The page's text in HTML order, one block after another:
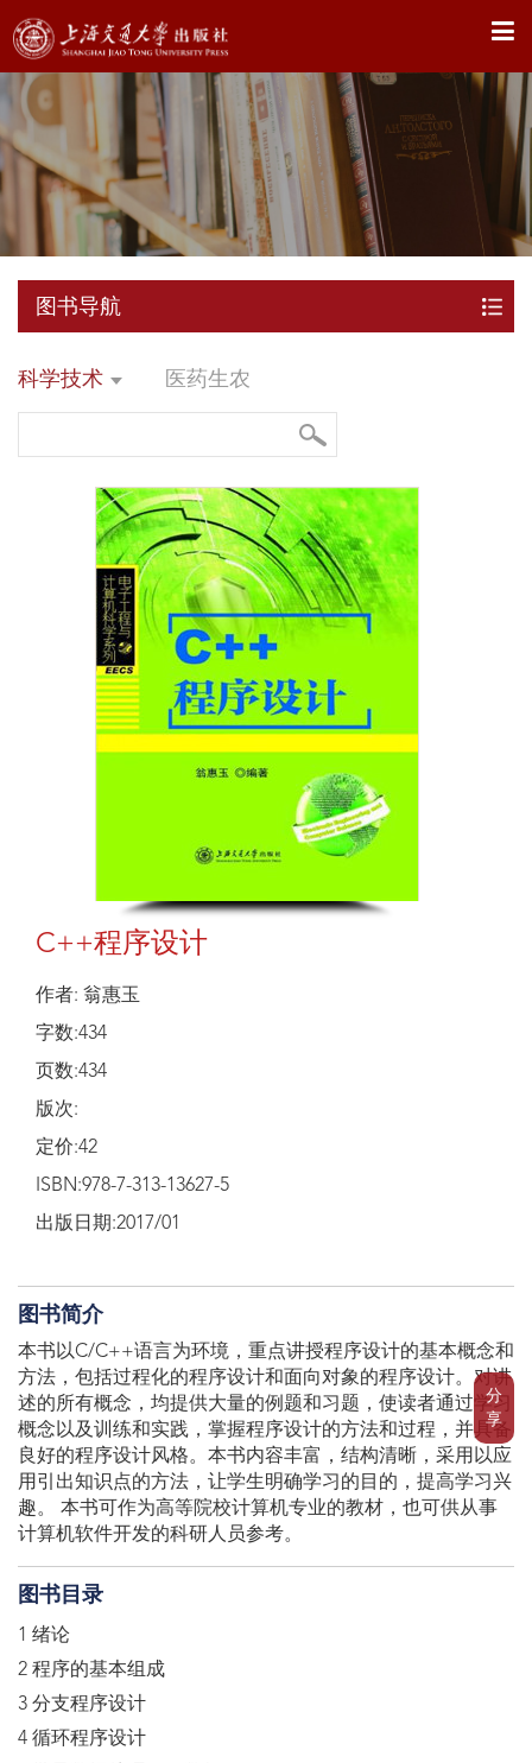
X
分
享
图书导航
科学技术 医药生农
C++程序设计
作者: 翁惠玉
字数:434
页数:434
版次:
定价:42
ISBN:978-7-313-13627-5
出版日期:2017/01
图书简介
本书以C/C++语言为环境，重点讲授程序设计的基本概念和
方法，包括过程化的程序设计和面向对象的程序设计。对讲
述的所有概念，均提供大量的例题和习题，使读者通过学习
概念以及训练和实践，掌握程序设计的方法和过程，并具备
良好的程序设计风格。本书内容丰富，结构清晰，采用以应
用引出知识点的方法，让学生明确学习的目的，提高学习兴
趣。 本书可作为高等院校计算机专业的教材，也可供从事
计算机软件开发的科研人员参考。
图书目录
1 绪论
2 程序的基本组成
3 分支程序设计
4 循环程序设计